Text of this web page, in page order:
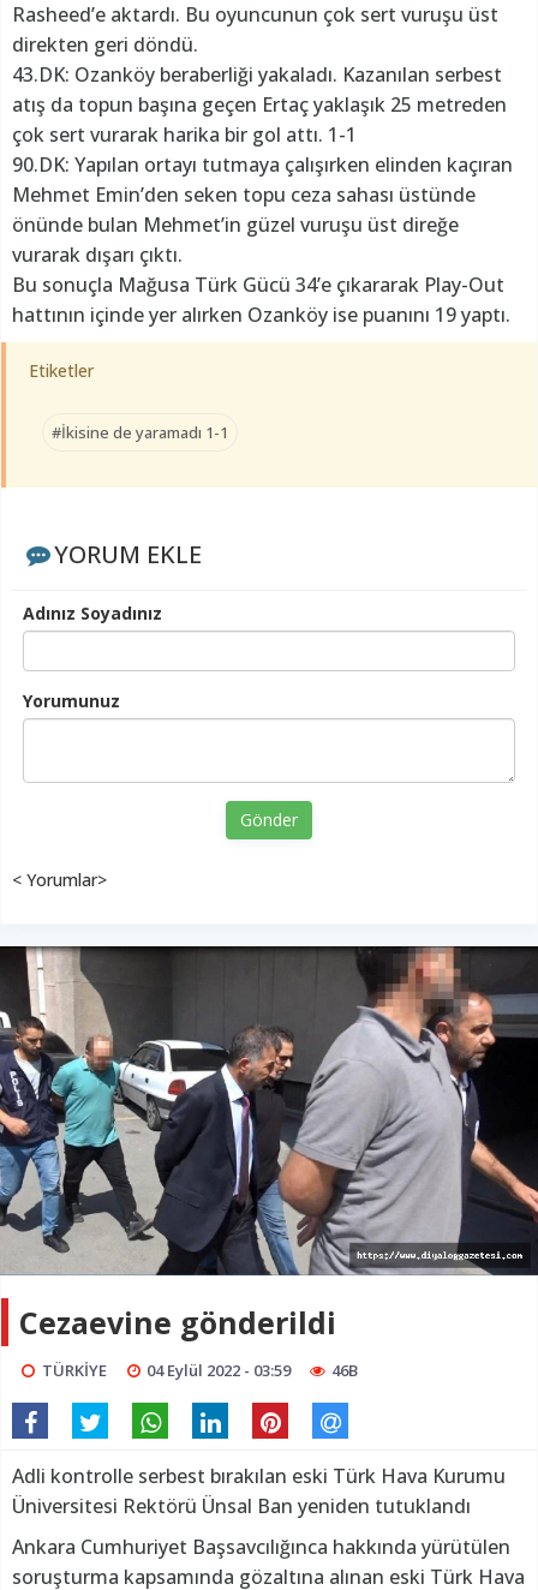
Rasheed’e aktardı. Bu oyuncunun çok sert vuruşu üst
direkten geri döndü.
43.DK: Ozanköy beraberliği yakaladı. Kazanılan serbest
atış da topun başına geçen Ertaç yaklaşık 25 metreden
çok sert vurarak harika bir gol attı. 1-1
90.DK: Yapılan ortayı tutmaya çalışırken elinden kaçıran
Mehmet Emin’den seken topu ceza sahası üstünde
önünde bulan Mehmet’in güzel vuruşu üst direğe
vurarak dışarı çıktı.
Bu sonuçla Mağusa Türk Gücü 34’e çıkararak Play-Out
hattının içinde yer alırken Ozanköy ise puanını 19 yaptı.
Etiketler
#İkisine de yaramadı 1-1
YORUM EKLE
Adınız Soyadınız
Yorumunuz
Gönder
< Yorumlar>
Cezaevine gönderildi
TÜRKİYE 04 Eylül 2022 - 03:59 46B
Adli kontrolle serbest bırakılan eski Türk Hava Kurumu
Üniversitesi Rektörü Ünsal Ban yeniden tutuklandı
Ankara Cumhuriyet Başsavcılığınca hakkında yürütülen
soruşturma kapsamında gözaltına alınan eski Türk Hava